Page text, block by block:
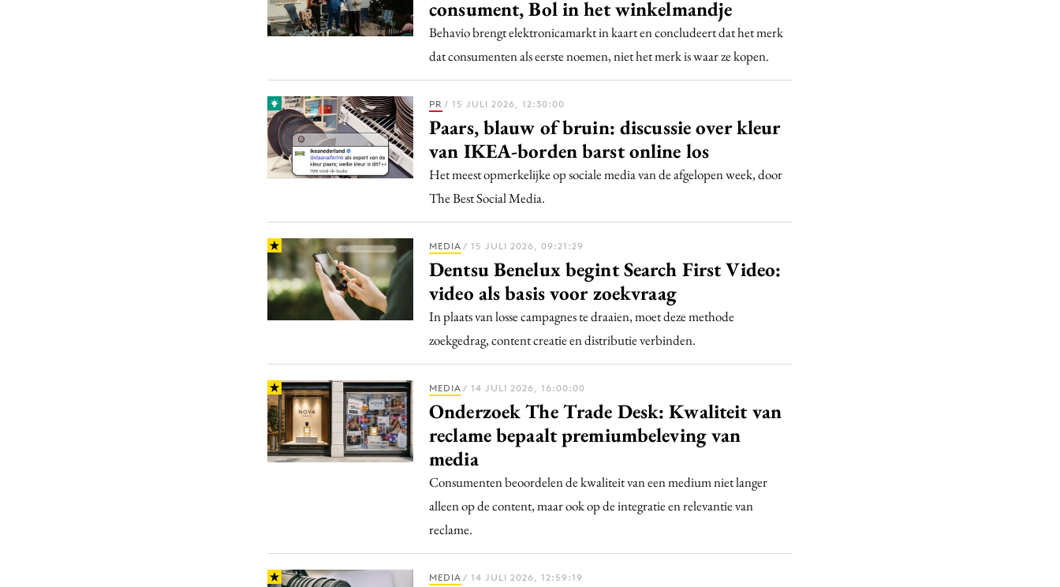
Gedragsverandering
Martech
Purpose Marketing
Reputatie & crisis
consument, Bol in het winkelmandje
Behavio brengt elektronicamarkt in kaart en concludeert dat het merk
dat consumenten als eerste noemen, niet het merk is waar ze kopen.
PR / 15 JULI 2026, 12:30:00
Paars, blauw of bruin: discussie over kleur
van IKEA-borden barst online los
Het meest opmerkelijke op sociale media van de afgelopen week, door
The Best Social Media.
MEDIA / 15 JULI 2026, 09:21:29
Dentsu Benelux begint Search First Video:
video als basis voor zoekvraag
In plaats van losse campagnes te draaien, moet deze methode
zoekgedrag, content creatie en distributie verbinden.
MEDIA / 14 JULI 2026, 16:00:00
Onderzoek The Trade Desk: Kwaliteit van
reclame bepaalt premiumbeleving van
media
Consumenten beoordelen de kwaliteit van een medium niet langer
alleen op de content, maar ook op de integratie en relevantie van
reclame.
MEDIA / 14 JULI 2026, 12:59:19